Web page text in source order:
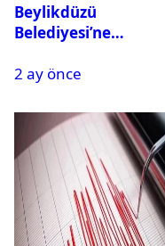
Beylikdüzü
Belediyesi’ne
Gözaltına Alındı
2 ay önce